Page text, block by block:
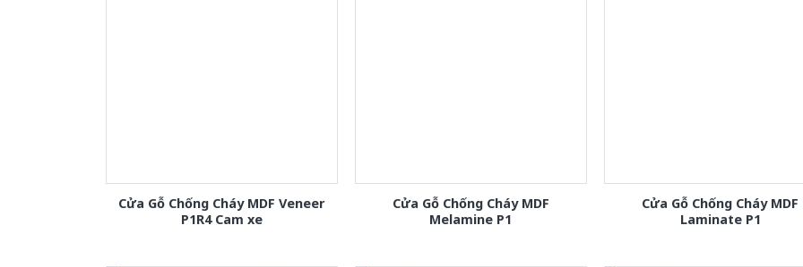
Cửa Gỗ Chống Cháy MDF Veneer
P1R4 Cam xe
Cửa Gỗ Chống Cháy MDF
Melamine P1
Cửa Gỗ Chống Cháy MDF
Laminate P1